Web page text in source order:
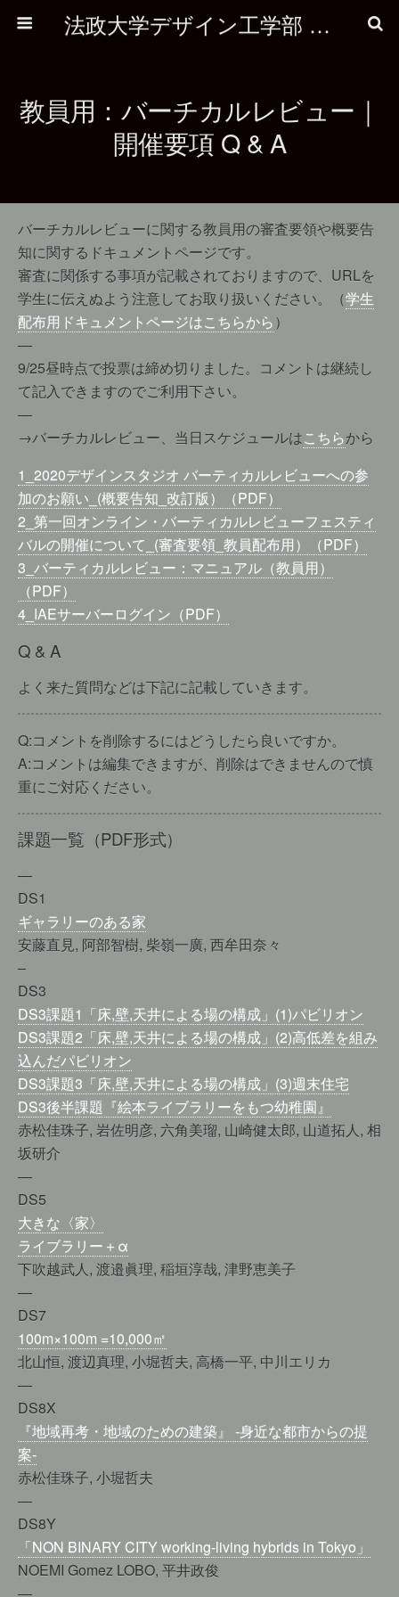
法政大学デザイン工学部 建築学科
教員用：バーチカルレビュー｜
開催要項 Q & A
バーチカルレビューに関する教員用の審査要領や概要告
知に関するドキュメントページです。
審査に関係する事項が記載されておりますので、URLを
学生に伝えぬよう注意してお取り扱いください。（学生
配布用ドキュメントページはこちらから）
—
9/25昼時点で投票は締め切りました。コメントは継続し
て記入できますのでご利用下さい。
—
→バーチカルレビュー、当日スケジュールはこちらから
1_2020デザインスタジオ バーティカルレビューへの参
加のお願い_(概要告知_改訂版）（PDF）
2_第一回オンライン・バーティカルレビューフェスティ
バルの開催について_(審査要領_教員配布用）（PDF）
3_バーティカルレビュー：マニュアル（教員用）
（PDF）
4_IAEサーバーログイン（PDF）
Q & A
よく来た質問などは下記に記載していきます。
Q:コメントを削除するにはどうしたら良いですか。
A:コメントは編集できますが、削除はできませんので慎
重にご対応ください。
課題一覧（PDF形式）
—
DS1
ギャラリーのある家
安藤直見, 阿部智樹, 柴嶺一廣, 西牟田奈々
–
DS3
DS3課題1「床,壁,天井による場の構成」(1)パビリオン
DS3課題2「床,壁,天井による場の構成」(2)高低差を組み
込んだパビリオン
DS3課題3「床,壁,天井による場の構成」(3)週末住宅
DS3後半課題『絵本ライブラリーをもつ幼稚園』
赤松佳珠子, 岩佐明彦, 六角美瑠, 山崎健太郎, 山道拓人, 相
坂研介
—
DS5
大きな〈家〉
ライブラリー＋α
下吹越武人, 渡邉眞理, 稲垣淳哉, 津野恵美子
—
DS7
100m×100m =10,000㎡
北山恒, 渡辺真理, 小堀哲夫, 高橋一平, 中川エリカ
—
DS8X
『地域再考・地域のための建築』 ‐身近な都市からの提
案-
赤松佳珠子, 小堀哲夫
—
DS8Y
「NON BINARY CITY working-living hybrids in Tokyo」
NOEMI Gomez LOBO, 平井政俊